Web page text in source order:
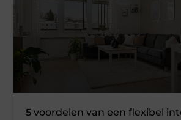
5 voordelen van een flexibel